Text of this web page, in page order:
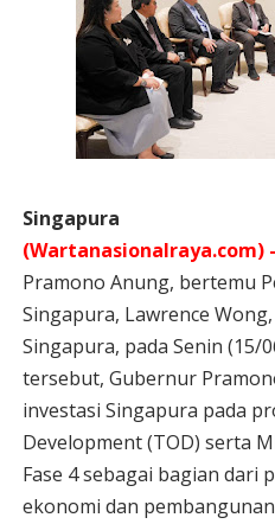
Singapura
(Wartanasionalraya.com)
Pramono Anung, bertemu
Singapura, Lawrence
Singapura, pada Senin (15/
tersebut, Gubernur
investasi Singapura pada
Development (TOD) serta
Fase 4 sebagai bagian dari
ekonomi dan